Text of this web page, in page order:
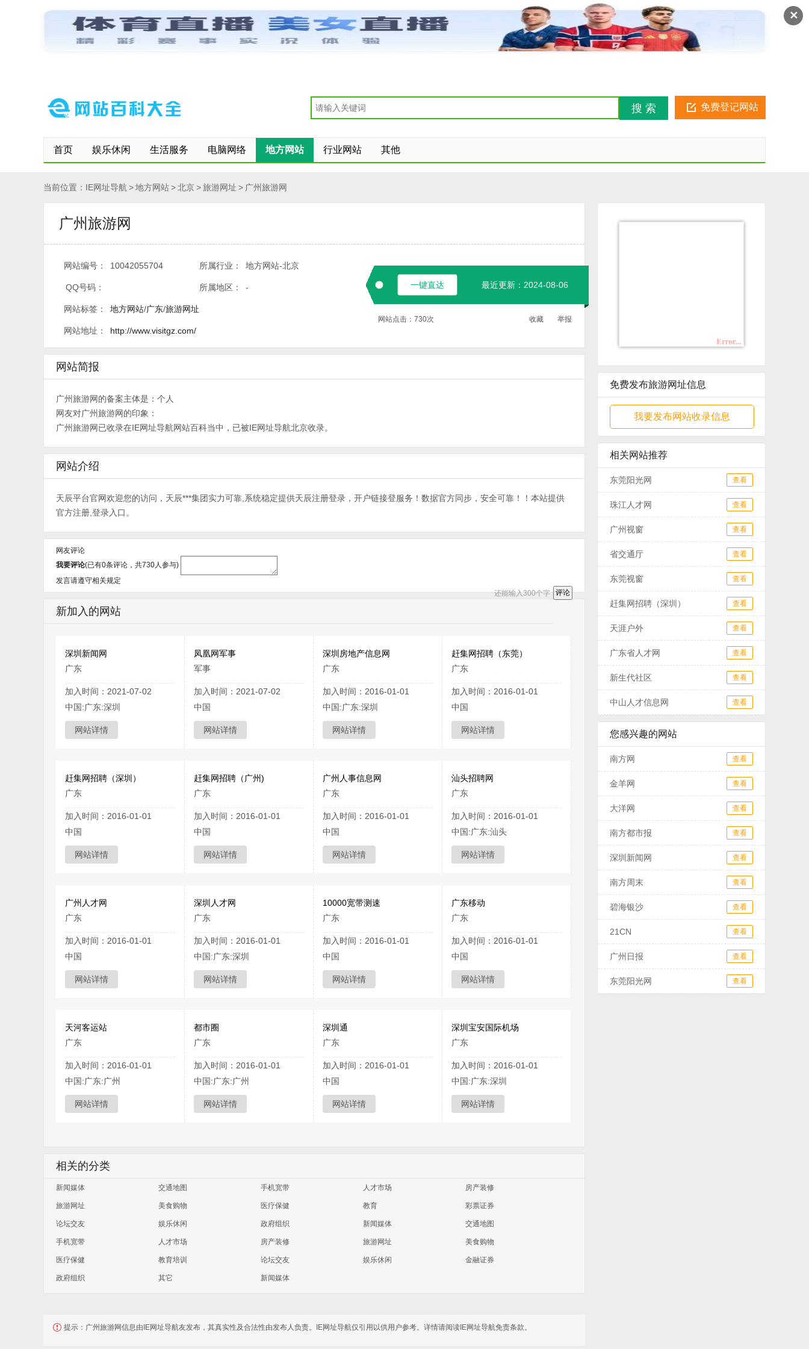
✕
网站首页 保存到桌面 快速登记网站 修改/删除信息 注册 登录 金币俱乐部
免费登记网站
搜 索
首页 娱乐休闲 生活服务 电脑网络 地方网站 行业网站 其他
当前位置： IE网址导航 >地方网站>北京>旅游网址 > 广州旅游网
广州旅游网
网站编号： 10042055704 所属行业： 地方网站-北京
QQ号码： 所属地区： -
网站标签： 地方网站/广东/旅游网址
网站地址： http://www.visitgz.com/
一键直达 最近更新：2024-08-06
网站点击： 730次 收藏 举报
网站简报
广州旅游网的备案主体是：个人
网友对广州旅游网的印象：
广州旅游网已收录在IE网址导航网站百科当中，已被IE网址导航北京收录。
网站介绍
天辰平台官网欢迎您的访问，天辰***集团实力可靠,系统稳定提供天辰注册登录，开户链接登服务！数据官方同步，安全可靠！！本站提供
官方注册,登录入口。
网友评论
我要评论(已有0条评论，共730人参与)
发言请遵守相关规定
还能输入300个字
新加入的网站
深圳新闻网
广东
加入时间：2021-07-02
中国:广东:深圳
网站详情
凤凰网军事
军事
加入时间：2021-07-02
中国
网站详情
深圳房地产信息网
广东
加入时间：2016-01-01
中国:广东:深圳
网站详情
赶集网招聘（东莞）
广东
加入时间：2016-01-01
中国
网站详情
赶集网招聘（深圳）
广东
加入时间：2016-01-01
中国
网站详情
赶集网招聘（广州)
广东
加入时间：2016-01-01
中国
网站详情
广州人事信息网
广东
加入时间：2016-01-01
中国
网站详情
汕头招聘网
广东
加入时间：2016-01-01
中国:广东:汕头
网站详情
广州人才网
广东
加入时间：2016-01-01
中国
网站详情
深圳人才网
广东
加入时间：2016-01-01
中国:广东:深圳
网站详情
10000宽带测速
广东
加入时间：2016-01-01
中国
网站详情
广东移动
广东
加入时间：2016-01-01
中国
网站详情
天河客运站
广东
加入时间：2016-01-01
中国:广东:广州
网站详情
都市圈
广东
加入时间：2016-01-01
中国:广东:广州
网站详情
深圳通
广东
加入时间：2016-01-01
中国
网站详情
深圳宝安国际机场
广东
加入时间：2016-01-01
中国:广东:深圳
网站详情
相关的分类
新闻媒体 交通地图 手机宽带 人才市场 房产装修
旅游网址 美食购物 医疗保健 教育 彩票证券
论坛交友 娱乐休闲 政府组织 新闻媒体 交通地图
手机宽带 人才市场 房产装修 旅游网址 美食购物
医疗保健 教育培训 论坛交友 娱乐休闲 金融证券
政府组织 其它 新闻媒体
提示： 广州旅游网信息由IE网址导航友发布，其真实性及合法性由发布人负责。IE网址导航仅引用以供用户参考。详情请阅读IE网址导航免责条款。
免费发布旅游网址信息
我要发布网站收录信息
相关网站推荐
东莞阳光网 查看
珠江人才网 查看
广州视窗 查看
省交通厅 查看
东莞视窗 查看
赶集网招聘（深圳） 查看
天涯户外 查看
广东省人才网 查看
新生代社区 查看
中山人才信息网 查看
您感兴趣的网站
南方网 查看
金羊网 查看
大洋网 查看
南方都市报 查看
深圳新闻网 查看
南方周末 查看
碧海银沙 查看
21CN 查看
广州日报 查看
东莞阳光网 查看